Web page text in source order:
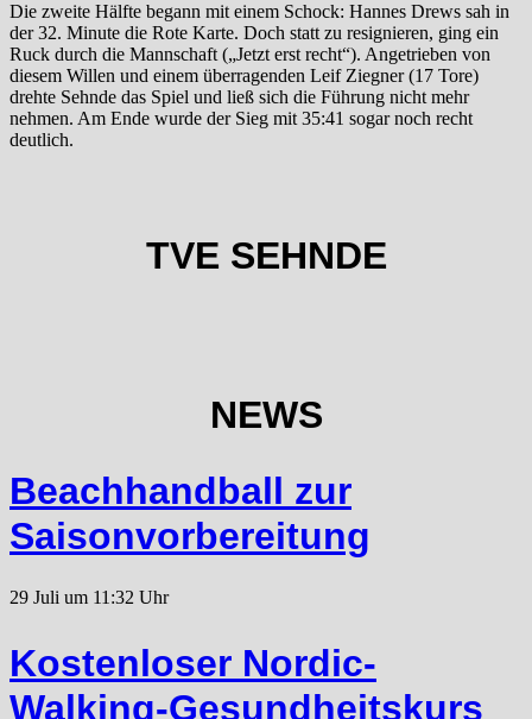
Die zweite Hälfte begann mit einem Schock: Hannes Drews sah in
der 32. Minute die Rote Karte. Doch statt zu resignieren, ging ein
Ruck durch die Mannschaft („Jetzt erst recht“). Angetrieben von
diesem Willen und einem überragenden Leif Ziegner (17 Tore)
drehte Sehnde das Spiel und ließ sich die Führung nicht mehr
nehmen. Am Ende wurde der Sieg mit 35:41 sogar noch recht
deutlich.
TVE SEHNDE
NEWS
Beachhandball zur
Saisonvorbereitung
29 Juli um 11:32 Uhr
Kostenloser Nordic-
Walking-Gesundheitskurs